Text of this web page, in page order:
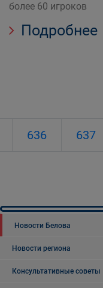
более 60 игроков
Подробнее
636 637
Новости Белова
Новости региона
Консультативные советы